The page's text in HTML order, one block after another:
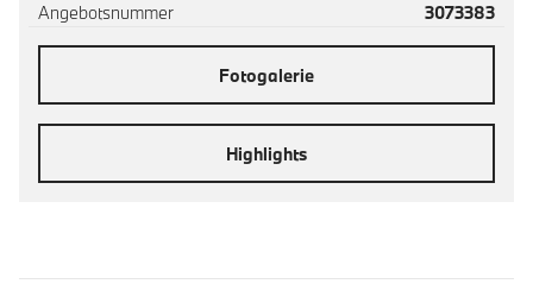
Angebotsnummer
3073383
Fotogalerie
Highlights